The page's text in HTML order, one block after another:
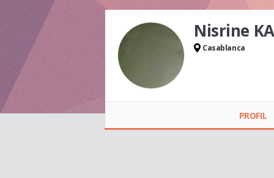
Nisrine
Casablanca
PROFIL